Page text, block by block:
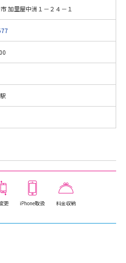
加里屋中洲１－２４－１
更 iPhone取扱 料金収納